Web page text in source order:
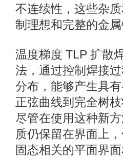
不连续性，这些杂
制理想和完整的金属
温度梯度 TLP 扩散
法，通过控制焊接
分布，能够产生具
正弦曲线到完全树枝
尽管在使用这种新
质仍保留在界面上
固态相关的平面界